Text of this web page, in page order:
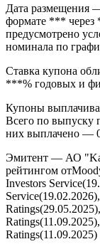
Bank"» объёмом
внебиржевом
торгуется как
формате ***
предусмотрено
Ставка купона
***% годовых и
Купоны
Всего по выпуску
них выплачено —
Эмитент — АО
рейтингом
Investors